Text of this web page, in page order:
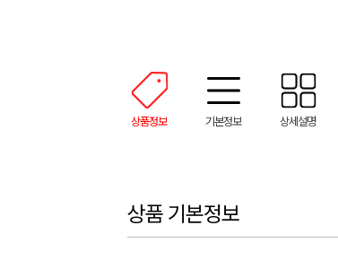
상품정보 기본정보 상세설명
상품 기본정보